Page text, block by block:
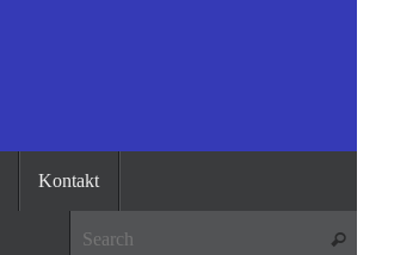
Kontakt
Search